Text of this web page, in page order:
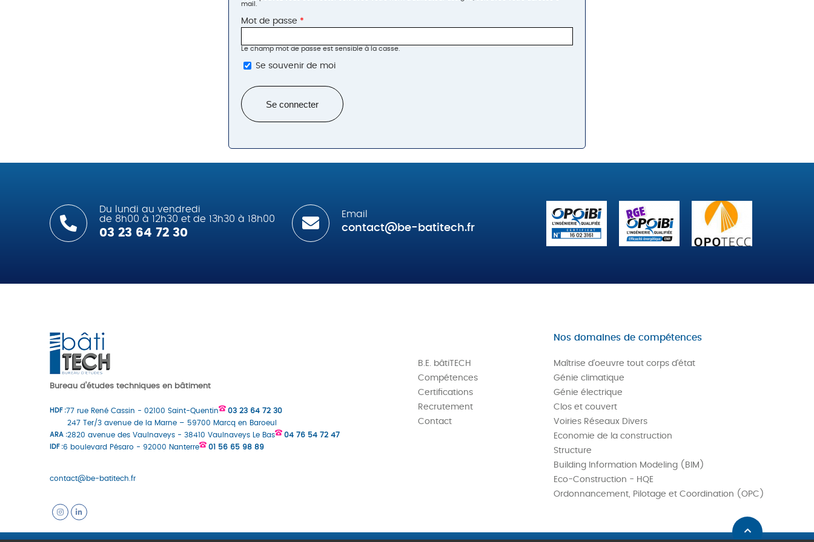
Pilotage et Coordination
mail.
Mot de passe *
Le champ mot de passe est sensible à la casse.
Se souvenir de moi
Du lundi au vendredi
de 8h00 à 12h30 et de 13h30 à 18h00
03 23 64 72 30
Email
contact@be-batitech.fr
Bureau d'études techniques en bâtiment
HDF :77 rue René Cassin - 02100 Saint-Quentin
03 23 64 72 30
247 Ter/3 avenue de la Marne – 59700 Marcq en Baroeul
ARA :2820 avenue des Vaulnaveys - 38410 Vaulnaveys Le Bas 04 76 54 72 47
IDF :6 boulevard Pésaro - 92000 Nanterre 01 56 65 98 89
contact@be-batitech.fr
B.E. bâtiTECH
Compétences
Certifications
Recrutement
Contact
Nos domaines de compétences
Maîtrise d'oeuvre tout corps d'état
Génie climatique
Génie électrique
Clos et couvert
Voiries Réseaux Divers
Economie de la construction
Structure
Building Information Modeling (BIM)
Eco-Construction - HQE
Ordonnancement, Pilotage et Coordination (OPC)